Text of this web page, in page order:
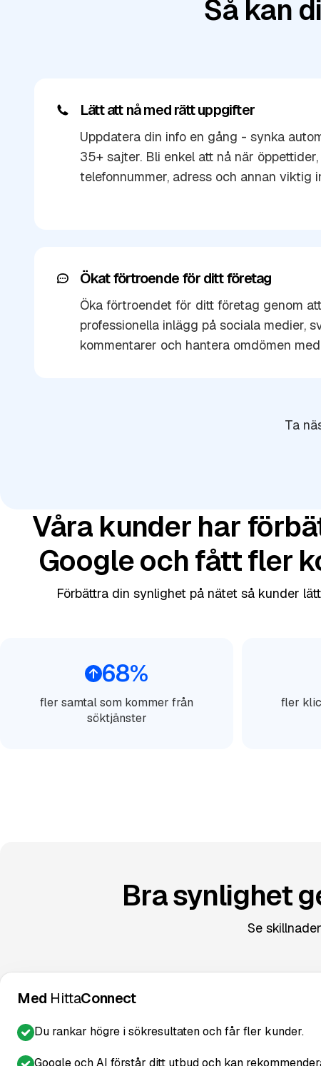
Så kan
Lätt att nå med rätt uppgifter
Uppdatera din info en gång - synka
35+ sajter. Bli enkel att nå när öppettider,
telefonnummer, adress och annan viktig
Ökat förtroende för ditt företag
Öka förtroendet för ditt företag genom
professionella inlägg på sociala medier,
kommentarer och hantera omdömen
Ta
Våra kunder har
Google och fått fler
Förbättra din synlighet på nätet så kunder
68%
fler samtal som kommer från
söktjänster
fler
Bra synlighet
Se
Med HittaConnect
Du rankar högre i sökresultaten och får fler kunder.
Google och AI förstår ditt utbud och kan